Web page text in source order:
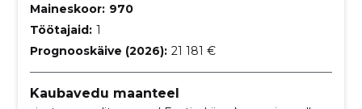
Maineskoor: 970
Töötajaid: 1
Prognooskäive (2026): 21 181 €
Kaubavedu maanteel